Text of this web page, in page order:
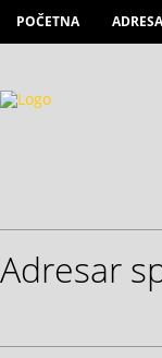
POČETNA
Adresar